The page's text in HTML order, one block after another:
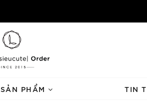
SẢN PHẨM TIN